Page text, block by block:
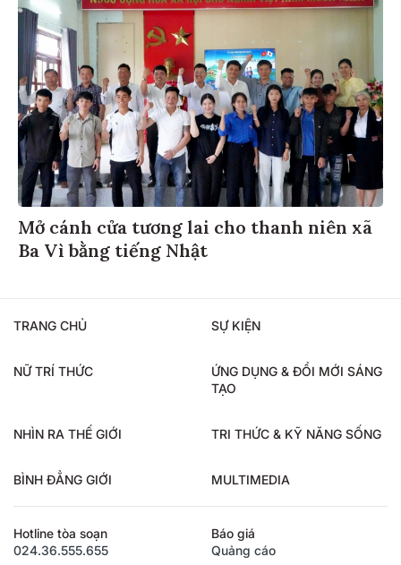
Mở cánh cửa tương lai cho thanh niên xã
Ba Vì bằng tiếng Nhật
TRANG CHỦ SỰ KIỆN
NỮ TRÍ THỨC
ỨNG DỤNG & ĐỔI MỚI SÁNG
TẠO
NHÌN RA THẾ GIỚI TRI THỨC & KỸ NĂNG SỐNG
BÌNH ĐẲNG GIỚI MULTIMEDIA
Hotline tòa soạn
024.36.555.655
Báo giá
Quảng cáo